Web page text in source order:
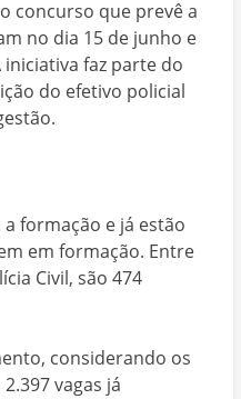
concurso que prevê a
no dia 15 de junho e
iniciativa faz parte do
do efetivo policial
formação e já estão
em formação. Entre
Civil, são 474
considerando os
vagas já